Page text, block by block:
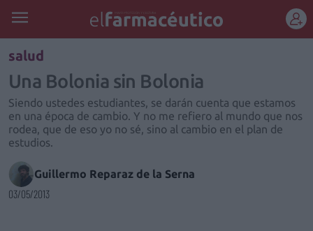
salud
Una Bolonia sin Bolonia
Siendo ustedes estudiantes, se darán cuenta que estamos
en una época de cambio. Y no me refiero al mundo que nos
rodea, que de eso yo no sé, sino al cambio en el plan de
estudios.
Guillermo Reparaz de la Serna
03/05/2013